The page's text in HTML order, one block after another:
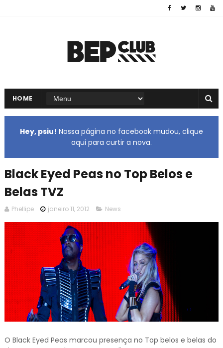
HOME
Hey, psiu! Nossa página no facebook mudou, clique
aqui para curtir a nova.
Black Eyed Peas no Top Belos e
Belas TVZ
Phellipe janeiro 11, 2012 News
O Black Eyed Peas marcou presença no Top belos e belas do